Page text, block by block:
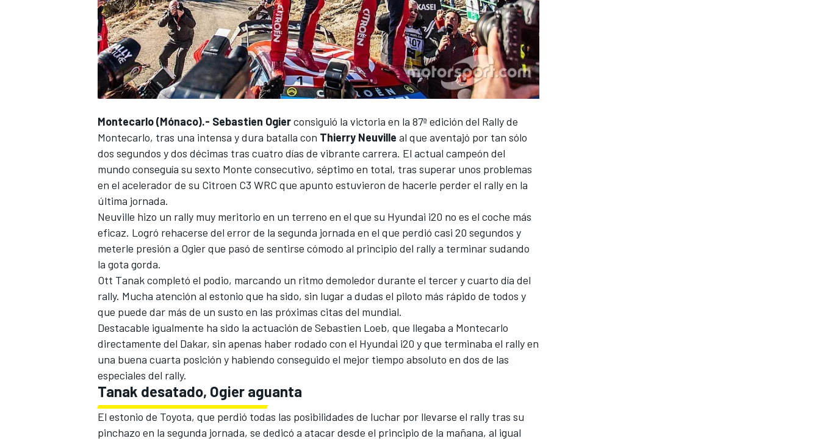
Montecarlo (Mónaco).- Sebastien Ogierconsiguió la victoria en la 87ª edición del Rally de
Montecarlo, tras una intensa y dura batalla con Thierry Neuville al que aventajó por tan sólo
dos segundos y dos décimas tras cuatro días de vibrante carrera. El actual campeón del
mundo conseguía su sexto Monte consecutivo, séptimo en total, tras superar unos problemas
en el acelerador de su Citroen C3 WRC que apunto estuvieron de hacerle perder el rally en la
última jornada.
Neuville hizo un rally muy meritorio en un terreno en el que su Hyundai i20 no es el coche más
eficaz. Logró rehacerse del error de la segunda jornada en el que perdió casi 20 segundos y
meterle presión a Ogier que pasó de sentirse cómodo al principio del rally a terminar sudando
la gota gorda.
Ott Tanak completó el podio, marcando un ritmo demoledor durante el tercer y cuarto día del
rally. Mucha atención al estonio que ha sido, sin lugar a dudas el piloto más rápido de todos y
que puede dar más de un susto en las próximas citas del mundial.
Destacable igualmente ha sido la actuación de Sebastien Loeb, que llegaba a Montecarlo
directamente del Dakar, sin apenas haber rodado con el Hyundai i20 y que terminaba el rally en
una buena cuarta posición y habiendo conseguido el mejor tiempo absoluto en dos de las
especiales del rally.
Tanak desatado, Ogier aguanta
El estonio de Toyota, que perdió todas las posibilidades de luchar por llevarse el rally tras su
pinchazo en la segunda jornada, se dedicó a atacar desde el principio de la mañana, al igual